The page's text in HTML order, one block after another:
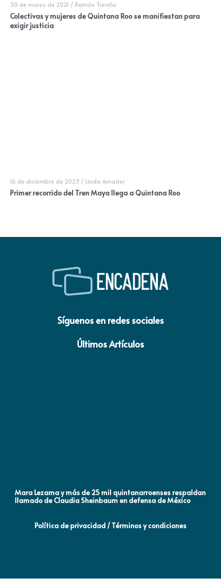
30 de marzo de 2021 / Ramón Treviño
Colectivas y mujeres de Quintana Roo se manifiestan para
exigir justicia
16 de diciembre de 2023 / Linda Amador
Primer recorrido del Tren Maya llega a Quintana Roo
Síguenos en redes sociales
Últimos Artículos
Mara Lezama y más de 25 mil quintanarroenses respaldan
llamado de Claudia Sheinbaum en defensa de México
Política de privacidad / Términos y condiciones